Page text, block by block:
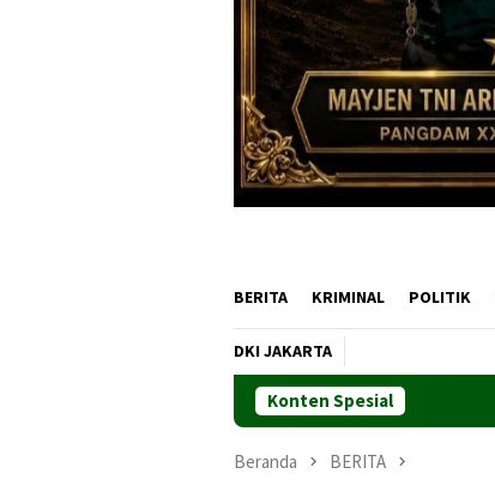
BERITA KRIMINAL POLITIK
DKI JAKARTA
Konten Spesial
Beranda BERITA